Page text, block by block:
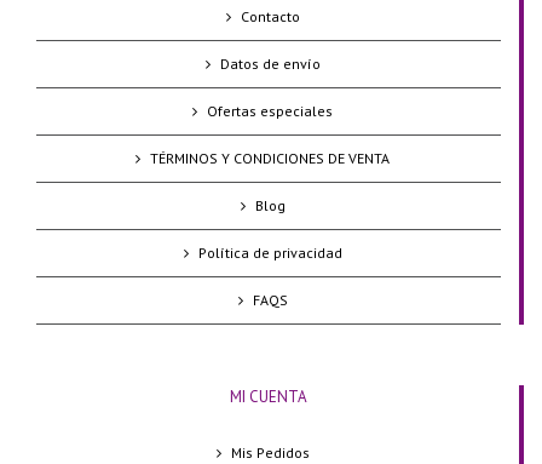
Contacto
Datos de envío
Ofertas especiales
TÉRMINOS Y CONDICIONES DE VENTA
Blog
Política de privacidad
FAQS
MI CUENTA
Mis Pedidos